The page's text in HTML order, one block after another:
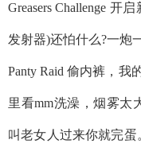
Greasers Challenge 开
发射器)还怕什么?一炮
Panty Raid 偷内裤，我
里看mm洗澡，烟雾太
叫老女人过来你就完